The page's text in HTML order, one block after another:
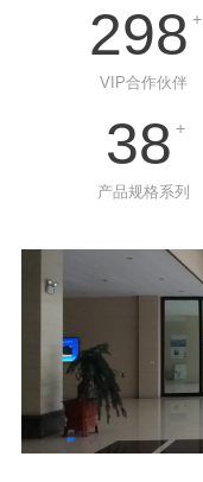
298 +
VIP合作伙伴
38 +
产品规格系列